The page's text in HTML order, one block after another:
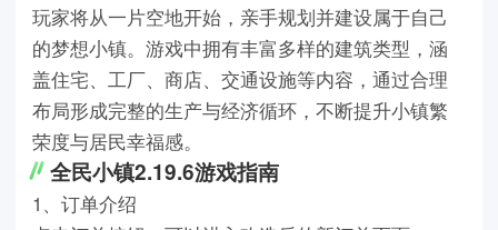
玩家将从一片空地开始，亲手规划并建设属于自己
的梦想小镇。游戏中拥有丰富多样的建筑类型，涵
盖住宅、工厂、商店、交通设施等内容，通过合理
布局形成完整的生产与经济循环，不断提升小镇繁
荣度与居民幸福感。
全民小镇2.19.6游戏指南
1、订单介绍